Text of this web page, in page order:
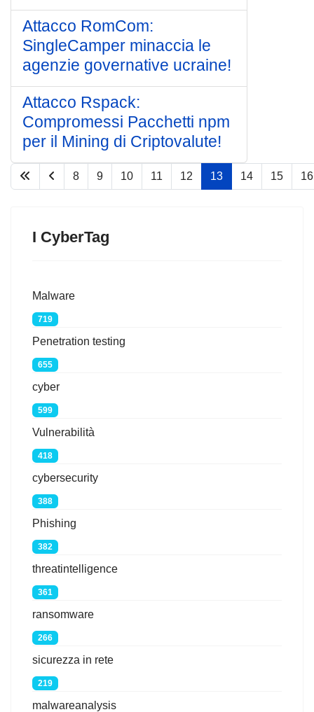
Attacco RomCom:
SingleCamper minaccia le
agenzie governative ucraine!
Attacco Rspack:
Compromessi Pacchetti npm
per il Mining di Criptovalute!
Pagina 13 di 76
8 9 10 11 12 13 14 15 16
I CyberTag
Malware
719
Penetration testing
655
cyber
599
Vulnerabilità
418
cybersecurity
388
Phishing
382
threatintelligence
361
ransomware
266
sicurezza in rete
219
malwareanalysis